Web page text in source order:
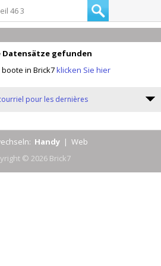
Datensätze gefunden
in Brick7klicken Sie hier
pour les dernières
Handy | Web
© 2026 Brick7